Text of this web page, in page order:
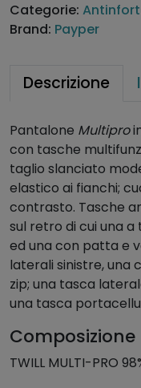
o
n
t
i
p
r
o
D
e
f
e
n
e
r
Categorie:
Brand: Payper
Descrizione
Pantalone Multipro
con tasche
taglio slanciato
elastico ai fianchi;
contrasto. Tasche
sul retro di cui una
ed una con patta e
laterali sinistre, una
zip; una tasca
una tasca
Composizione
TWILL MULTI-PRO